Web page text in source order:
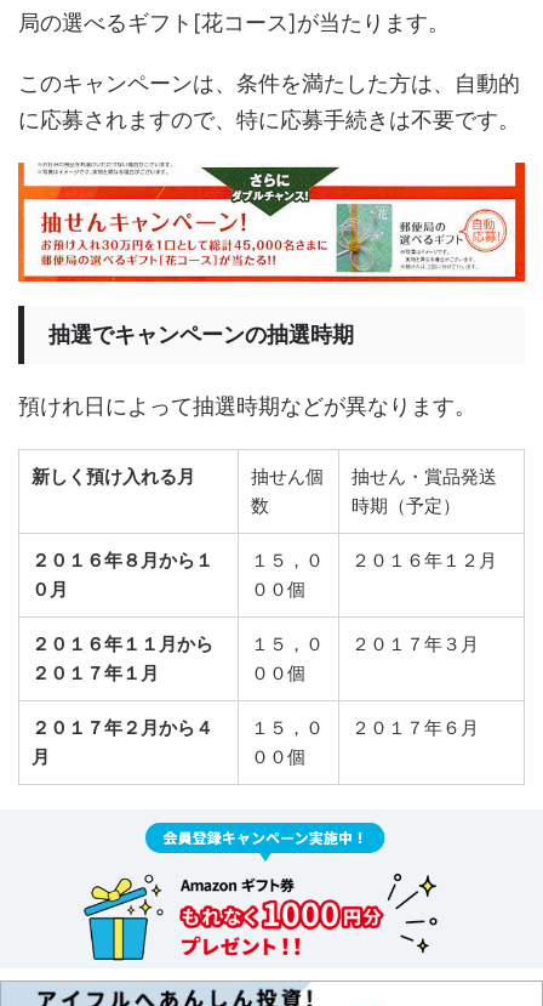
局の選べるギフト[花コース]が当たります。
このキャンペーンは、条件を満たした方は、自動的
に応募されますので、特に応募手続きは不要です。
抽選でキャンペーンの抽選時期
預けれ日によって抽選時期などが異なります。
新しく預け入れる月
抽せん個
数
抽せん・賞品発送
時期（予定）
２０１６年８月から１
０月
１５，０
００個
２０１６年１２月
２０１６年１１月から
２０１７年１月
１５，０
００個
２０１７年３月
２０１７年２月から４
月
１５，０
００個
２０１７年６月